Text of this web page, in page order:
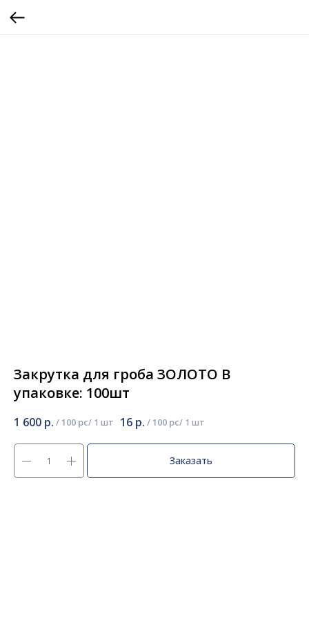
Закрутка для гроба ЗОЛОТО В
упаковке: 100шт
1 600 р. / 100 pc 16 р. / 100 pc
Заказать